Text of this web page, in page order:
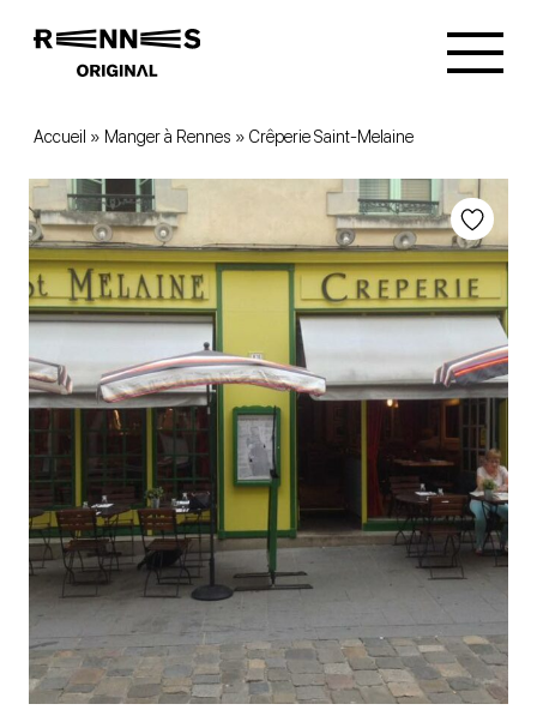
Accueil » Manger à Rennes » Crêperie Saint-Melaine